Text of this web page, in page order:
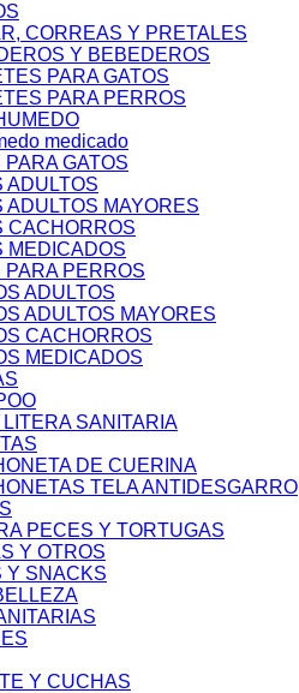
CORREAS Y PRETALES
Y BEBEDEROS
PARA GATOS
PARA PERROS
medicado
GATOS
ADULTOS
ADULTOS MAYORES
CACHORROS
MEDICADOS
PERROS
ADULTOS
ADULTOS MAYORES
CACHORROS
MEDICADOS
SANITARIA
DE CUERINA
TELA ANTIDESGARRO
PECES Y TORTUGAS
Y OTROS
Y SNACKS
Y CUCHAS